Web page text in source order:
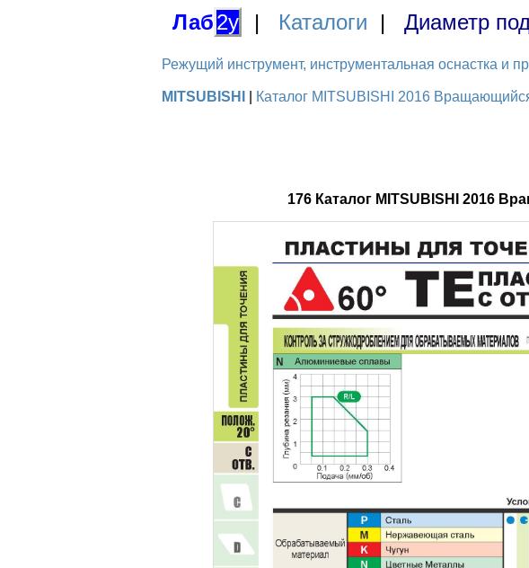
Лаб2у | Каталоги | Диаметр
Режущий инструмент, инструментальная оснастка и
MITSUBISHI Каталог MITSUBISHI 2016
176 Каталог MITSUBISHI 2016